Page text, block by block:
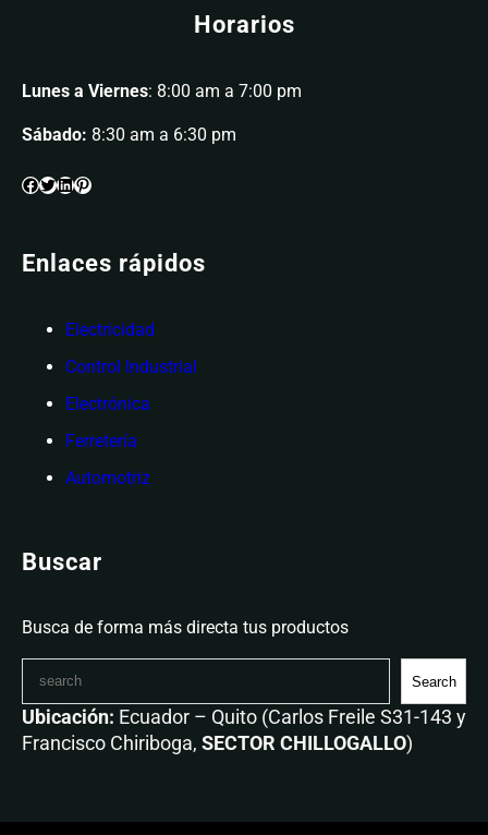
Horarios
Lunes a Viernes: 8:00 am a 7:00 pm
Sábado: 8:30 am a 6:30 pm
Enlaces rápidos
Electricidad
Control Industrial
Electrónica
Ferretería
Automotriz
Buscar
Busca de forma más directa tus productos
Search
Ubicación: Ecuador – Quito (Carlos Freile S31-143 y
Francisco Chiriboga, SECTOR CHILLOGALLO)